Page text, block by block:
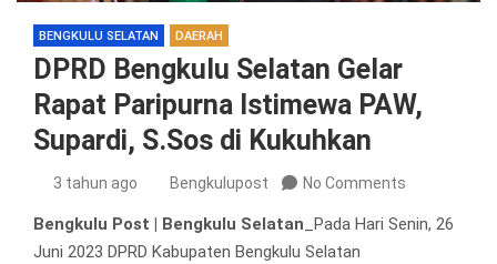
BENGKULU SELATAN DAERAH
DPRD Bengkulu Selatan Gelar
Rapat Paripurna Istimewa PAW,
Supardi, S.Sos di Kukuhkan
3 tahun ago Bengkulupost No Comments
Bengkulu Post | Bengkulu Selatan _Pada Hari Senin, 26
Juni 2023 DPRD Kabupaten Bengkulu Selatan